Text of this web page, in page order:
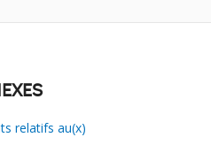
relatifs au(x)